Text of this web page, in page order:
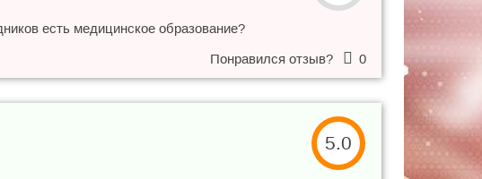
есть медицинское образование?
Понравился отзыв? 0
5.0